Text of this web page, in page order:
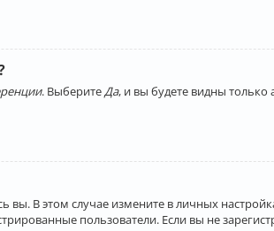
. Выберите Да, и вы будете видны
В этом случае измените в личных
пользователи. Если вы не